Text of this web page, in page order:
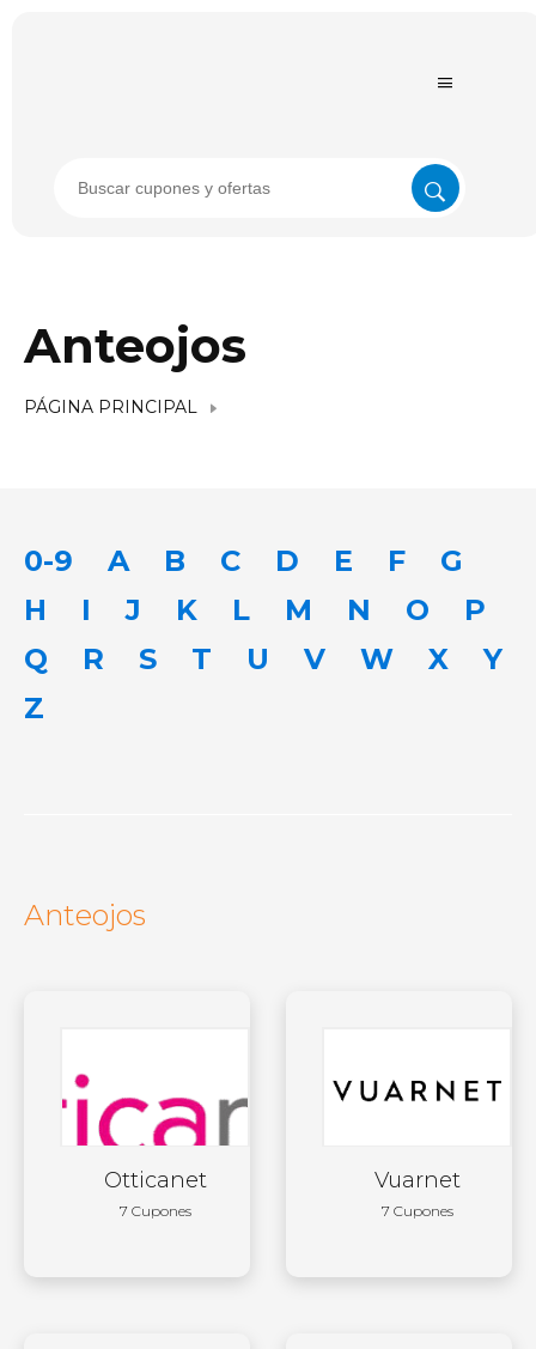
Anteojos
PÁGINA PRINCIPAL
0-9 A B C D E F
G
H
I J K L M N O
P
Q
R S T U V W X
Y
Z
Anteojos
Otticanet
7 Cupones
Vuarnet
7 Cupones